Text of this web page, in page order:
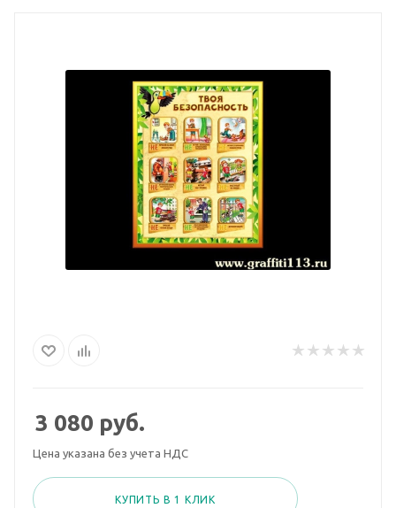
3 080 руб.
Цена указана без учета НДС
КУПИТЬ В 1 КЛИК